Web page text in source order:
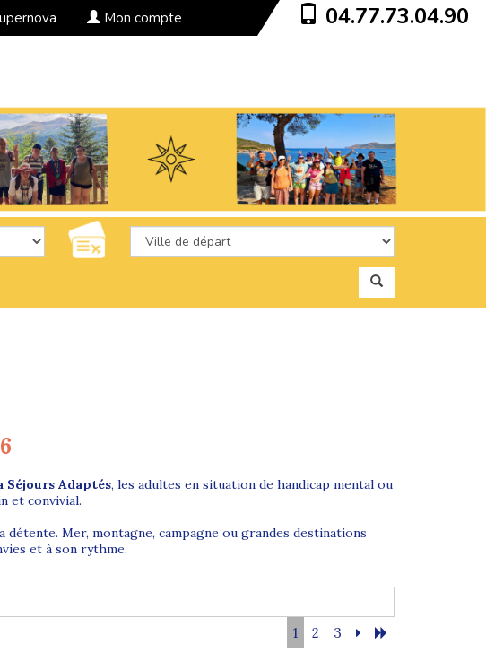
Mon compte 04.77.73.04.90
Séjours Adaptés, les adultes en situation de handicap mental ou
et convivial.
Mer, montagne, campagne ou grandes destinations
et à son rythme.
culturelles, animations locales et moments de partage en
séjours adaptés en automne
1 2 3